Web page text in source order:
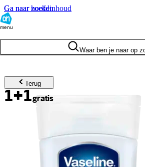
Ga naar hoofdinhoud
Ga naar zoeken
menu
Waar ben je naar op
Terug
1+1gratis